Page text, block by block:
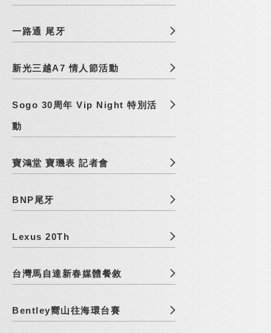
一路通 尾牙
新光三越A7 情人節活動
Sogo 30周年 Vip Night 特別活
動
寶鴻堂 寶璣表 記者會
BNP尾牙
Lexus 20Th
台灣馬自達新春媒體餐敘
Bentley嚮山往海環台賽